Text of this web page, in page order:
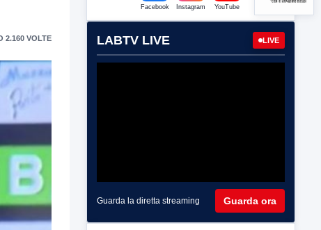
2.160 VOLTE
Facebook Instagram YouTube
LABTV LIVE LIVE
Guarda la diretta streaming Guarda ora